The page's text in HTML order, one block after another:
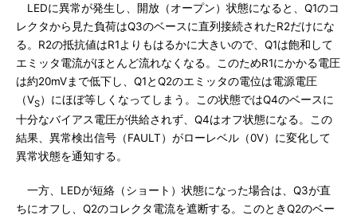
LEDに異常が発生し、開放（オープン）状態になると、Q1のコ
レクタから見た負荷はQ3のベースに直列接続されたR2だけにな
る。R2の抵抗値はR1よりもはるかに大きいので、Q1は飽和して
エミッタ電流がほとんど流れなくなる。このためR1にかかる電圧
は約20mVまで低下し、Q1とQ2のエミッタの電位は電源電圧
（VS）にほぼ等しくなってしまう。この状態ではQ4のベースに
十分なバイアス電圧が供給されず、Q4はオフ状態になる。この
結果、異常検出信号（FAULT）がローレベル（0V）に変化して
異常状態を通知する。
一方、LEDが短絡（ショート）状態になった場合は、Q3が直
ちにオフし、Q2のコレクタ電流を遮断する。このときQ2のベー